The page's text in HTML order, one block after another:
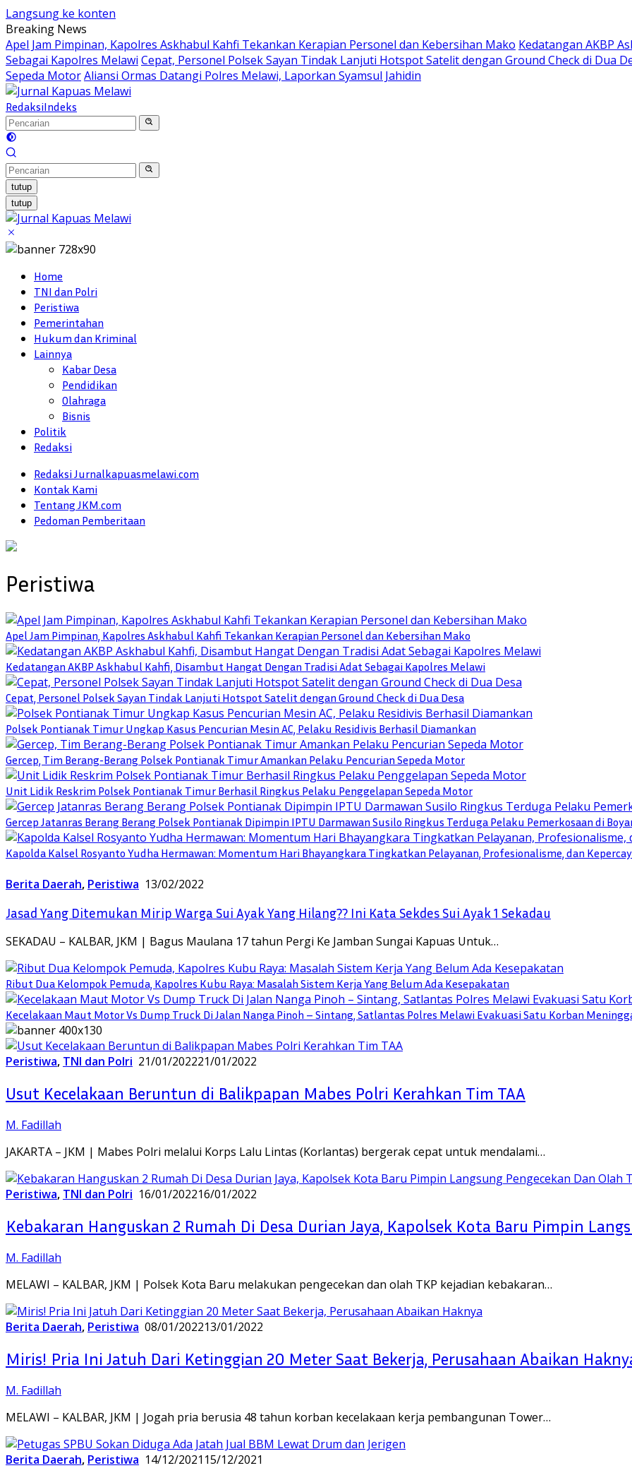
Langsung ke konten
Breaking News
Apel Jam Pimpinan, Kapolres Askhabul Kahfi Tekankan Kerapian Personel dan Kebersihan Mako Kedatangan AKBP
Sebagai Kapolres Melawi Cepat, Personel Polsek Sayan Tindak Lanjuti Hotspot Satelit dengan Ground Check di Dua
Sepeda MotorAliansi Ormas Datangi Polres Melawi, Laporkan Syamsul Jahidin
RedaksiIndeks
tutup
tutup
Home
TNI dan Polri
Peristiwa
Pemerintahan
Hukum dan Kriminal
Lainnya
Kabar Desa
Pendidikan
Olahraga
Bisnis
Politik
Redaksi
Redaksi Jurnalkapuasmelawi.com
Kontak Kami
Tentang JKM.com
Pedoman Pemberitaan
Peristiwa
Apel Jam Pimpinan, Kapolres Askhabul Kahfi Tekankan Kerapian Personel dan Kebersihan Mako
Kedatangan AKBP Askhabul Kahfi, Disambut Hangat Dengan Tradisi Adat Sebagai Kapolres Melawi
Cepat, Personel Polsek Sayan Tindak Lanjuti Hotspot Satelit dengan Ground Check di Dua Desa
Polsek Pontianak Timur Ungkap Kasus Pencurian Mesin AC, Pelaku Residivis Berhasil Diamankan
Gercep, Tim Berang-Berang Polsek Pontianak Timur Amankan Pelaku Pencurian Sepeda Motor
Unit Lidik Reskrim Polsek Pontianak Timur Berhasil Ringkus Pelaku Penggelapan Sepeda Motor
Gercep Jatanras Berang Berang Polsek Pontianak Dipimpin IPTU Darmawan Susilo Ringkus Terduga Pelaku Pemerkosaan di
Kapolda Kalsel Rosyanto Yudha Hermawan: Momentum Hari Bhayangkara Tingkatkan Pelayanan, Profesionalisme, dan
Berita Daerah, Peristiwa 13/02/2022
Jasad Yang Ditemukan Mirip Warga Sui Ayak Yang Hilang?? Ini Kata Sekdes Sui Ayak 1 Sekadau
SEKADAU – KALBAR, JKM | Bagus Maulana 17 tahun Pergi Ke Jamban Sungai Kapuas Untuk…
Ribut Dua Kelompok Pemuda, Kapolres Kubu Raya: Masalah Sistem Kerja Yang Belum Ada Kesepakatan
Kecelakaan Maut Motor Vs Dump Truck Di Jalan Nanga Pinoh – Sintang, Satlantas Polres Melawi Evakuasi Satu Korban
Peristiwa, TNI dan Polri 21/01/202221/01/2022
Usut Kecelakaan Beruntun di Balikpapan Mabes Polri Kerahkan Tim TAA
M. Fadillah
JAKARTA – JKM | Mabes Polri melalui Korps Lalu Lintas (Korlantas) bergerak cepat untuk mendalami…
Peristiwa, TNI dan Polri 16/01/202216/01/2022
Kebakaran Hanguskan 2 Rumah Di Desa Durian Jaya, Kapolsek Kota Baru Pimpin
M. Fadillah
MELAWI – KALBAR, JKM | Polsek Kota Baru melakukan pengecekan dan olah TKP kejadian kebakaran…
Berita Daerah, Peristiwa 08/01/202213/01/2022
Miris! Pria Ini Jatuh Dari Ketinggian 20 Meter Saat Bekerja, Perusahaan Abaikan
M. Fadillah
MELAWI – KALBAR, JKM | Jogah pria berusia 48 tahun korban kecelakaan kerja pembangunan Tower…
Berita Daerah, Peristiwa 14/12/2021 15/12/2021